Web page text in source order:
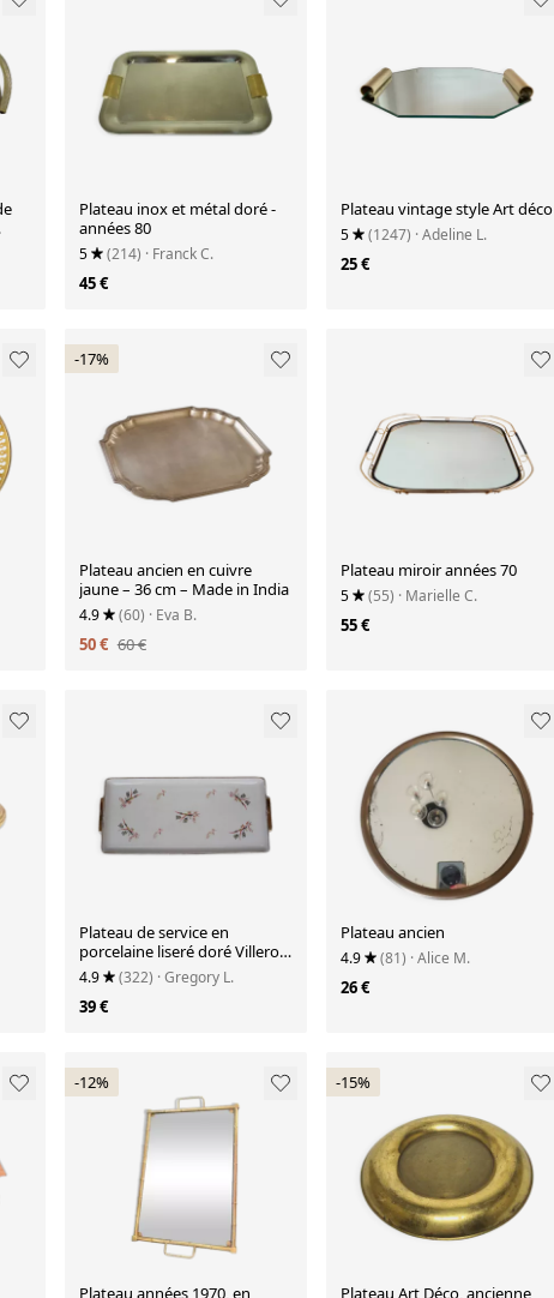
Plateau inox et métal doré -
années 80
5 (214) · Franck C.
45 €
Plateau vintage style Art déco
5 (1247) · Adeline L.
25 €
-17%
Plateau ancien en cuivre
jaune – 36 cm – Made in India
4.9 (60) · Eva B.
50 € 60 €
Plateau miroir années 70
5 (55) · Marielle C.
55 €
Plateau de service en
porcelaine liseré doré Villeroy
et Boch
4.9 (322) · Gregory L.
39 €
Plateau ancien
4.9 (81) · Alice M.
26 €
-12%
Plateau années 1970, en
-15%
Plateau Art Déco, ancienne